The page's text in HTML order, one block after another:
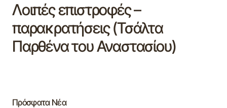
Λοιπές επιστροφές –
παρακρατήσεις (Τσάλτα
Παρθένα του Αναστασίου)
Πρόσφατα Νέα